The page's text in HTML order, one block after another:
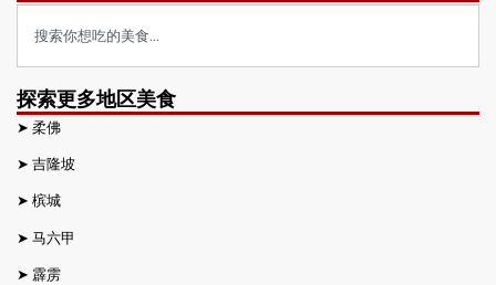
探索更多地区美食
➤ 柔佛
➤ 吉隆坡
➤ 槟城
➤ 马六甲
➤ 霹雳